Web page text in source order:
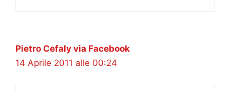
Pietro Cefaly via Facebook
14 Aprile 2011 alle 00:24